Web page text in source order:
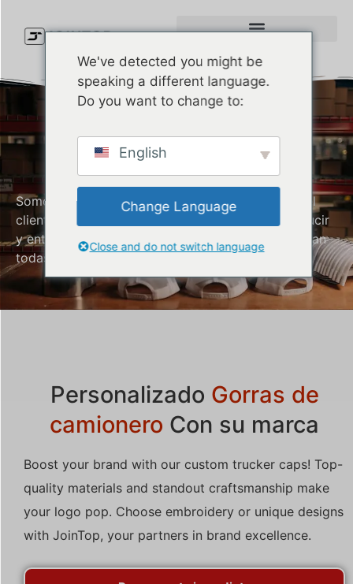
Fabricante De
Gorras Trucker
Somos una empresa que valora la satisfacción del
cliente. Siempre estamos comprometidos a producir
y entregar gorras Trucker de calidad que satisfagan
todas sus necesidades.
Personalizado Gorras de
camionero Con su marca
Boost your brand with our custom trucker caps! Top-
quality materials and standout craftsmanship make
your logo pop. Choose embroidery or unique designs
with JoinTop, your partners in brand excellence.
We've detected you might be
speaking a different language.
Do you want to change to:
English
Change Language
Close and do not switch language